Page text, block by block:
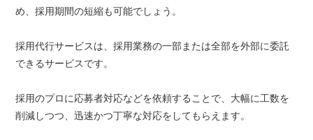
め、採用期間の短縮も可能でしょう。
採用代行サービスは、採用業務の一部または全部を外部に委託
できるサービスです。
採用のプロに応募者対応などを依頼することで、大幅に工数を
削減しつつ、迅速かつ丁寧な対応をしてもらえます。